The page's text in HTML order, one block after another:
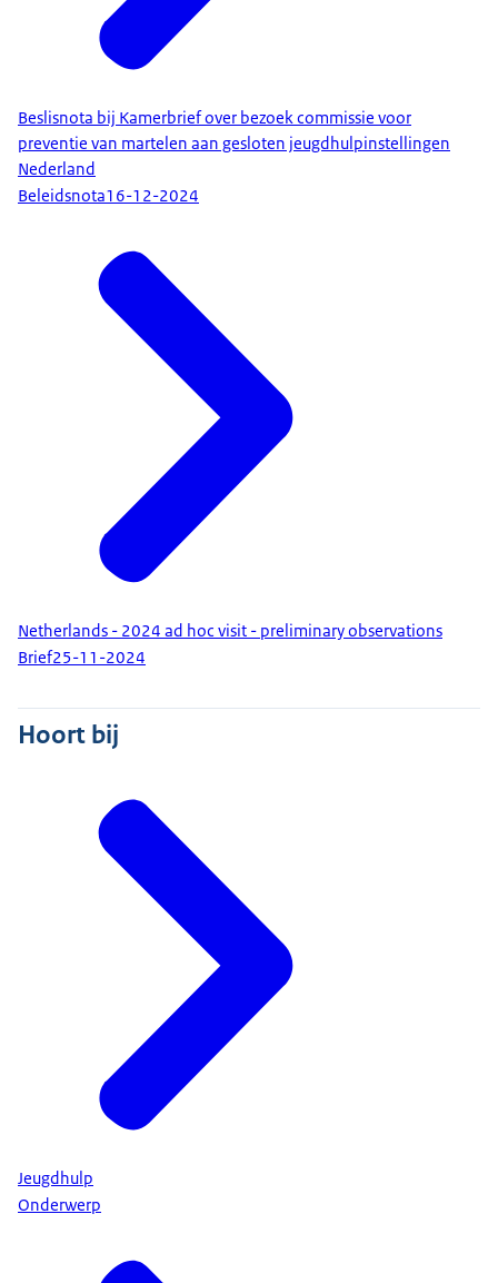
Beslisnota bij Kamerbrief over bezoek commissie voor
preventie van martelen aan gesloten jeugdhulpinstellingen
Nederland
Beleidsnota16-12-2024
Netherlands - 2024 ad hoc visit - preliminary observations
Brief25-11-2024
Hoort bij
Jeugdhulp
Onderwerp